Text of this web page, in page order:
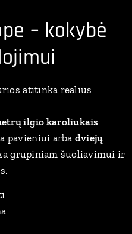
– kokybė
atitinka realius
ilgio karoliukais
pavieniui arba dviejų
grupiniam šuoliavimui ir